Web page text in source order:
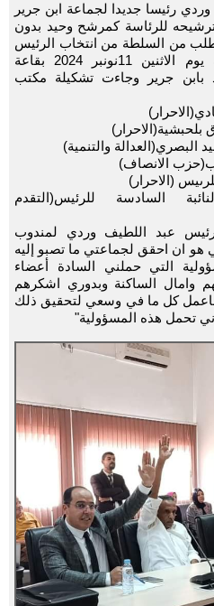
رئيسا جديدا لجماعة ابن جرير
للرئاسة كمرشح وحيد بدون
من السلطة من انتخاب الرئيس
وأعضاء مكتب المجلس وذلك يوم الاثنين 11نونبر 2024 بقاعة
جرير وجاءت تشكيلة مكتب
بلحبشية(الاحرار)
البصري(العدالة والتنمية)
الانصاف)
(الاحرار)
السادسة للرئيس(التقدم
عبد اللطيف وردي لمندوب
هو ان احقق لجماعتي ما تصبو إليه
التي حملني السادة أعضاء
وامال الساكنة وبدوري اشكرهم
كل ما في وسعي لتحقيق ذلك
تحمل هذه المسؤولية"